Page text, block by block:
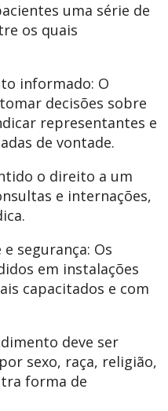
uma série de
os quais
informado: O
decisões sobre
representantes e
de vontade.
o direito a um
e internações,
segurança: Os
em instalações
capacitados e com
deve ser
sexo, raça, religião,
forma de